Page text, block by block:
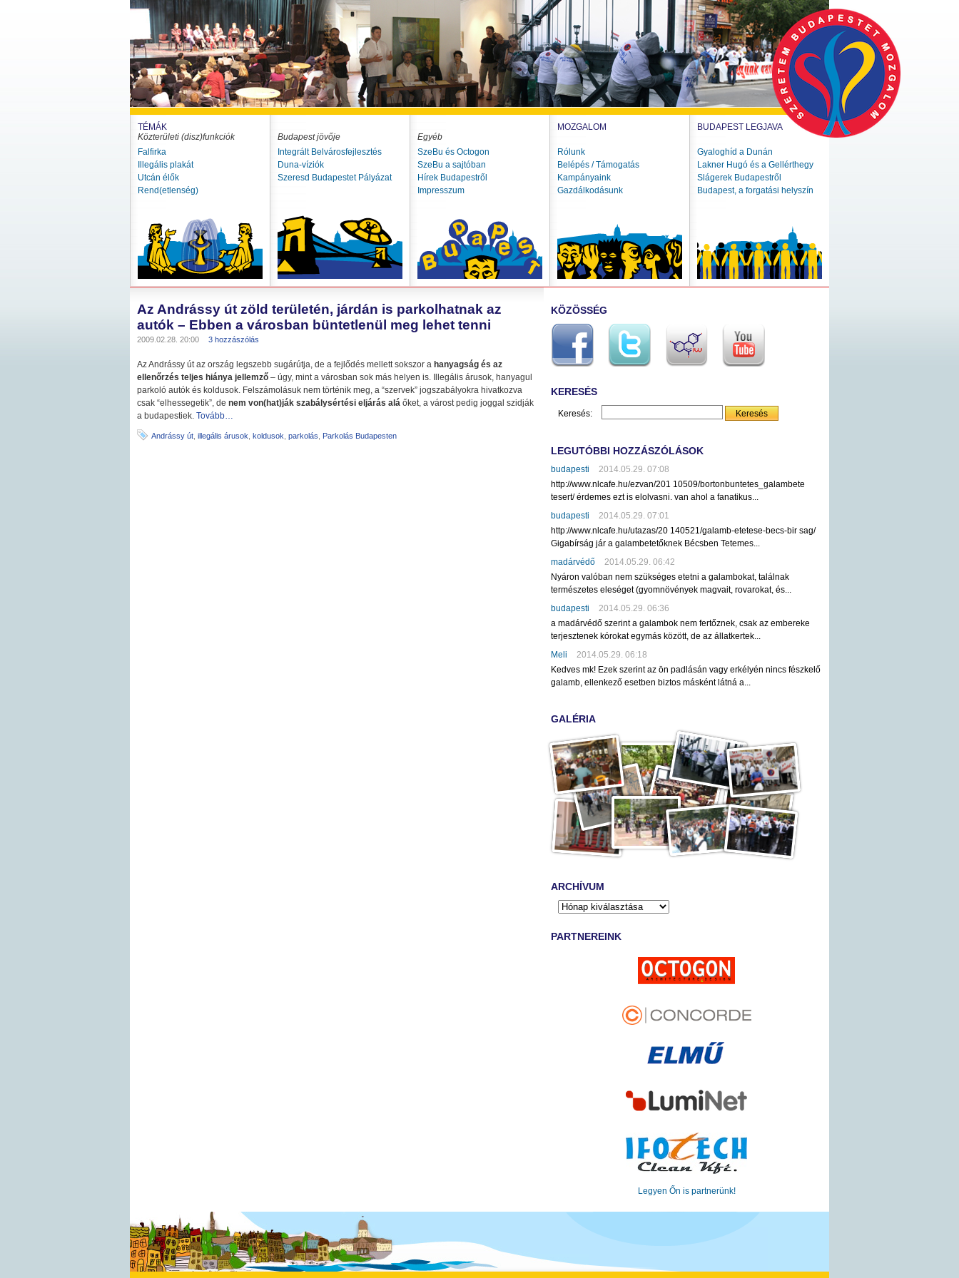
TÉMÁK
Közterületi (disz)funkciók
Falfirka
Illegális plakát
Utcán élők
Rend(etlenség)
Budapest jövője
Integrált Belvárosfejlesztés
Duna-víziók
Szeresd Budapestet Pályázat
Egyéb
SzeBu és Octogon
SzeBu a sajtóban
Hírek Budapestről
Impresszum
MOZGALOM
Rólunk
Belépés / Támogatás
Kampányaink
Gazdálkodásunk
BUDAPEST LEGJAVA
Gyaloghíd a Dunán
Lakner Hugó és a Gellérthegy
Slágerek Budapestről
Budapest, a forgatási helyszín
Az Andrássy út zöld területén, járdán is parkolhatnak az
autók – Ebben a városban büntetlenül meg lehet tenni
2009.02.28. 20:00 3 hozzászólás
Az Andrássy út az ország legszebb sugárútja, de a fejlődés mellett sokszor a hanyagság és az
ellenőrzés teljes hiánya jellemző – úgy, mint a városban sok más helyen is. Illegális árusok, hanyagul
parkoló autók és koldusok. Felszámolásuk nem történik meg, a “szervek” jogszabályokra hivatkozva
csak “elhessegetik”, de nem von(hat)ják szabálysértési eljárás alá őket, a várost pedig joggal szidják
a budapestiek. Tovább…
Andrássy út illegális árusok koldusok parkolás Parkolás Budapesten
KÖZÖSSÉG
KERESÉS
Keresés:
LEGUTÓBBI HOZZÁSZÓLÁSOK
budapesti
2014.05.29. 07:08
http://www.nlcafe.hu/ezvan/201 10509/bortonbuntetes_galambete
tesert/ érdemes ezt is elolvasni. van ahol a fanatikus...
budapesti
2014.05.29. 07:01
http://www.nlcafe.hu/utazas/20 140521/galamb-etetese-becs-bir sag/
Gigabírság jár a galambetetőknek Bécsben Tetemes...
madárvédő
2014.05.29. 06:42
Nyáron valóban nem szükséges etetni a galambokat, találnak
természetes eleséget (gyomnövények magvait, rovarokat, és...
budapesti
2014.05.29. 06:36
a madárvédő szerint a galambok nem fertőznek, csak az embereke
terjesztenek kórokat egymás között, de az állatkertek...
Meli
2014.05.29. 06:18
Kedves mk! Ezek szerint az ön padlásán vagy erkélyén nincs fészkelő
galamb, ellenkező esetben biztos másként látná a...
GALÉRIA
ARCHÍVUM
PARTNEREINK
Legyen Őn is partnerünk!